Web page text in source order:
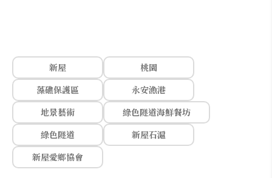
新屋
桃園
藻礁保護區
永安漁港
地景藝術
綠色隧道海鮮餐坊
綠色隧道
新屋石滬
新屋愛鄉協會